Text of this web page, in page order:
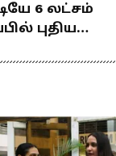
பட்டினி
6 லட்சம்
புதிய
அமைச்சர்